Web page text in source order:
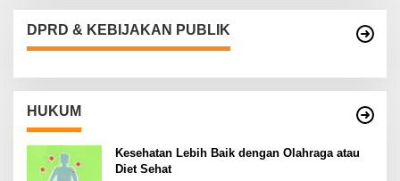
DPRD & KEBIJAKAN PUBLIK
HUKUM
Kesehatan Lebih Baik dengan Olahraga atau
Diet Sehat